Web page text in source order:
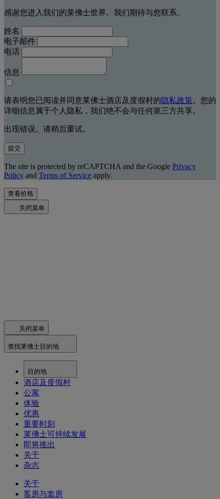
感谢您进入我们的莱佛士世界。我们期待与您联系。
姓名
电子邮件
电话
信息
请表明您已阅读并同意莱佛士酒店及度假村的隐私政策。您的
详细信息属于个人隐私，我们绝不会与任何第三方共享。
出现错误。请稍后重试。
提交
The site is protected by reCAPTCHA and the Google Privacy
Policy and Terms of Service apply.
查看价格
关闭菜单
关闭菜单
查找莱佛士目的地
目的地
酒店及度假村
公寓
体验
优惠
重要时刻
莱佛士可持续发展
即将推出
关于
杂志
关于
客房与套房